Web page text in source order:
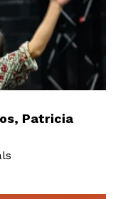
Patricia